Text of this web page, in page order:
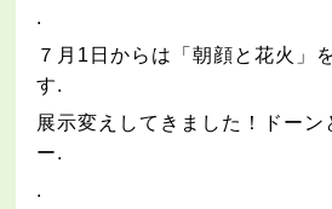
.
７月 1 日からは「朝顔と花火」
す.
展示変えしてきました！ドーン
ー.
.